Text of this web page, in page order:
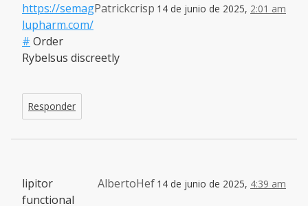
Patrickcrisp 14 de junio de 2025, 2:01 am
https://semag
lupharm.com/
# Order
Rybelsus discreetly
Responder
AlbertoHef 14 de junio de 2025, 4:39 am
lipitor
functional